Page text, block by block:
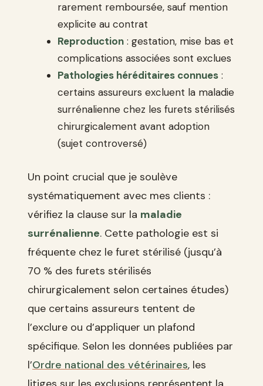
rarement remboursée, sauf mention
explicite au contrat
Reproduction : gestation, mise bas et
complications associées sont exclues
Pathologies héréditaires connues :
certains assureurs excluent la maladie
surrénalienne chez les furets stérilisés
chirurgicalement avant adoption
(sujet controversé)
Un point crucial que je soulève
systématiquement avec mes clients :
vérifiez la clause sur la maladie
surrénalienne. Cette pathologie est si
fréquente chez le furet stérilisé (jusqu’à
70 % des furets stérilisés
chirurgicalement selon certaines études)
que certains assureurs tentent de
l’exclure ou d’appliquer un plafond
spécifique. Selon les données publiées par
l’Ordre national des vétérinaires, les